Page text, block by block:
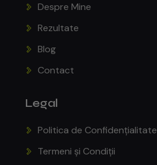
Despre Mine
Rezultate
Blog
Contact
Legal
Politica de Confidențialitate
Termeni și Condiții